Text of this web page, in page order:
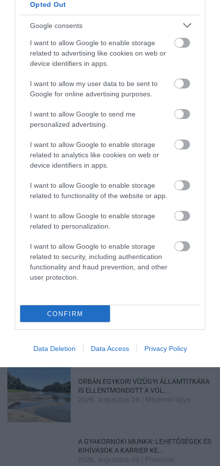
Opted Out
Google consents
I want to allow Google to enable storage
related to advertising like cookies on web or
device identifiers in apps.
I want to allow my user data to be sent to
Google for online advertising purposes.
I want to allow Google to send me
personalized advertising.
I want to allow Google to enable storage
related to analytics like cookies on web or
device identifiers in apps.
I want to allow Google to enable storage
related to functionality of the website or app.
I want to allow Google to enable storage
related to personalization.
I want to allow Google to enable storage
related to security, including authentication
functionality and fraud prevention, and other
user protection.
CONFIRM
Data Deletion Data Access Privacy Policy
MAGYAR PÉTERÉK A MARGITSZIGETEN
TALÁLKOZNAK A TISZA AKTIV...
2026. augusztus 10
ELEKTROMOS KERÉKPÁRJAIBAN
2026. augusztus 10
ELEKTROMOS ROLLERREL SZENVEDETT
SÚLYOS BALESETET EGY FÉRF...
2026. augusztus 10| Riasztó
AZ ENDODONCIÁBAN
NÉLKÜLÖZHETETLEN ESZKÖZÖK
2026. augusztus 09|Promóció
ITTASAN RANDALÍROZOTT EGER
BELVÁROSÁBAN: ÜZLETEK KIRAKATA...
2026. augusztus 09
ORBÁN EGYKORI VÍZÜGYI ÁLLAMTITKÁRA
IS ELLENTMONDOTT A VOL...
2026. augusztus 09 Mindenki ügye
A GYAKORNOKI MUNKA: LEHETŐSÉGEK ÉS
KIHÍVÁSOK A KARRIER KE...
2026. augusztus 09 Promóció